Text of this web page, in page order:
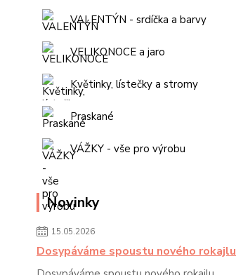
VALENTÝN - srdíčka a barvy
VELIKONOCE a jaro
Květinky, lístečky a stromy
Praskané
VÁŽKY - vše pro výrobu
Novinky
15.05.2026
Dosypáváme spoustu nového rokajlu